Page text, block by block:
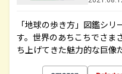
「地球の歩き方」図鑑シ
す。世界のあちこちでさま
ち上げてきた魅力的な巨像